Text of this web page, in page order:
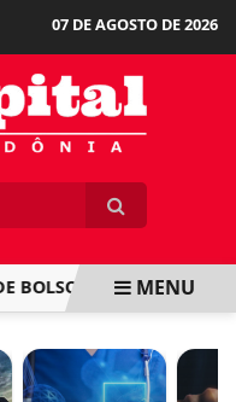
07 DE AGOSTO DE 2026
ENQUANTO
MENU